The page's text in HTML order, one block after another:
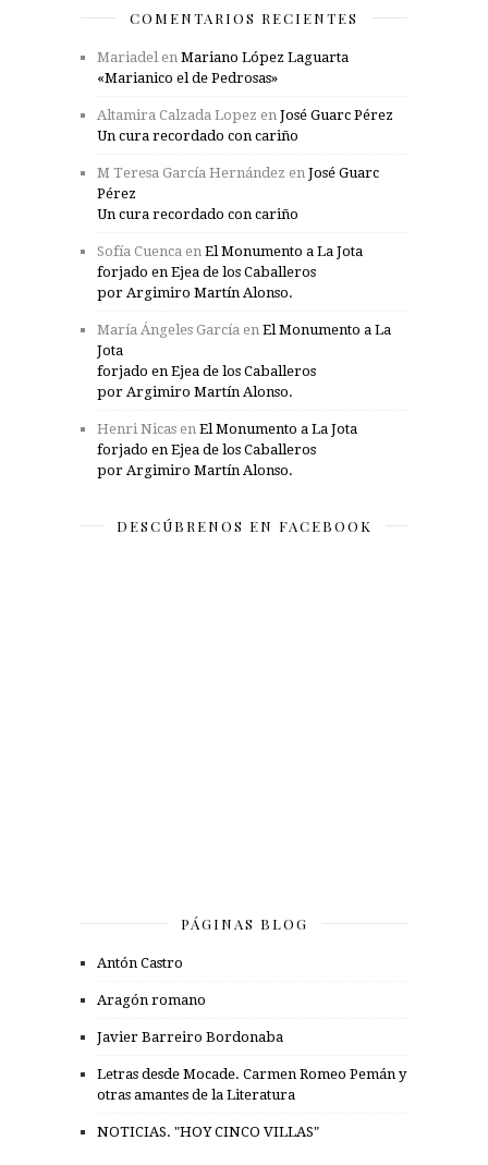
COMENTARIOS RECIENTES
Mariadel en Mariano López Laguarta
«Marianico el de Pedrosas»
Altamira Calzada Lopez en José Guarc Pérez
Un cura recordado con cariño
M Teresa García Hernández en José Guarc
Pérez
Un cura recordado con cariño
Sofía Cuenca en El Monumento a La Jota
forjado en Ejea de los Caballeros
por Argimiro Martín Alonso.
María Ángeles García en El Monumento a La
Jota
forjado en Ejea de los Caballeros
por Argimiro Martín Alonso.
Henri Nicas en El Monumento a La Jota
forjado en Ejea de los Caballeros
por Argimiro Martín Alonso.
DESCÚBRENOS EN FACEBOOK
PÁGINAS BLOG
Antón Castro
Aragón romano
Javier Barreiro Bordonaba
Letras desde Mocade. Carmen Romeo Pemán y
otras amantes de la Literatura
NOTICIAS. "HOY CINCO VILLAS"